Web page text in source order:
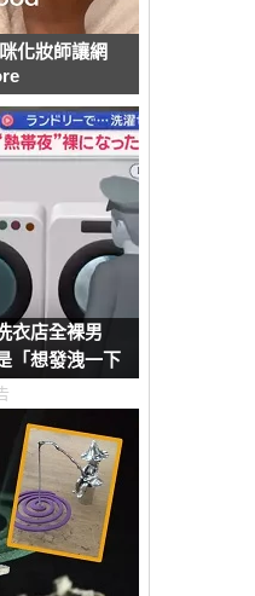
化妝師讓網
衣店全裸男
「想發洩一下